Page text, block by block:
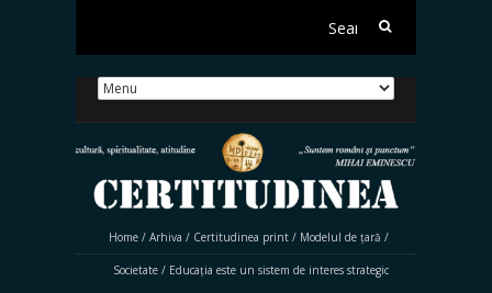
Search
Home / Arhiva / Certitudinea print / Modelul de țară /
Societate / Educația este un sistem de interes strategic